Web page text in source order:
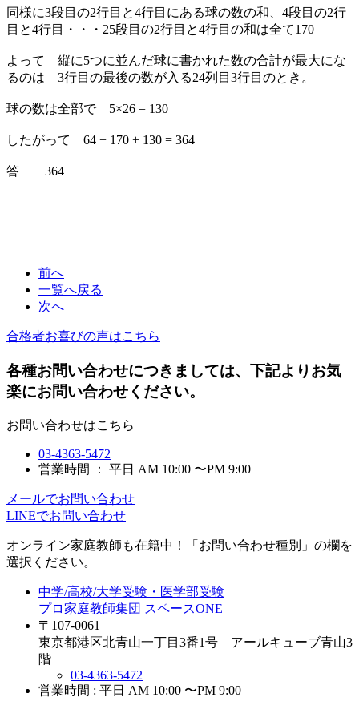
同様に3段目の2行目と4行目にある球の数の和、4段目の2行
目と4行目・・・25段目の2行目と4行目の和は全て170
よって 縦に5つに並んだ球に書かれた数の合計が最大にな
るのは 3行目の最後の数が入る24列目3行目のとき。
球の数は全部で 5×26 = 130
したがって 64 + 170 + 130 = 364
答 364
前へ
一覧へ戻る
次へ
合格者お喜びの声はこちら
各種お問い合わせにつきましては、下記よりお気
楽にお問い合わせください。
お問い合わせはこちら
03-4363-5472
営業時間 ： 平日 AM 10:00 〜PM 9:00
メールでお問い合わせ
LINEでお問い合わせ
オンライン家庭教師 も在籍中！「お問い合わせ種別」の欄を
選択ください。
中学/高校/大学受験・医学部受験
プロ家庭教師集団 スペースONE
〒107-0061
東京都港区北青山一丁目3番1号 アールキューブ青山3
階
03-4363-5472
営業時間 : 平日 AM 10:00 〜PM 9:00